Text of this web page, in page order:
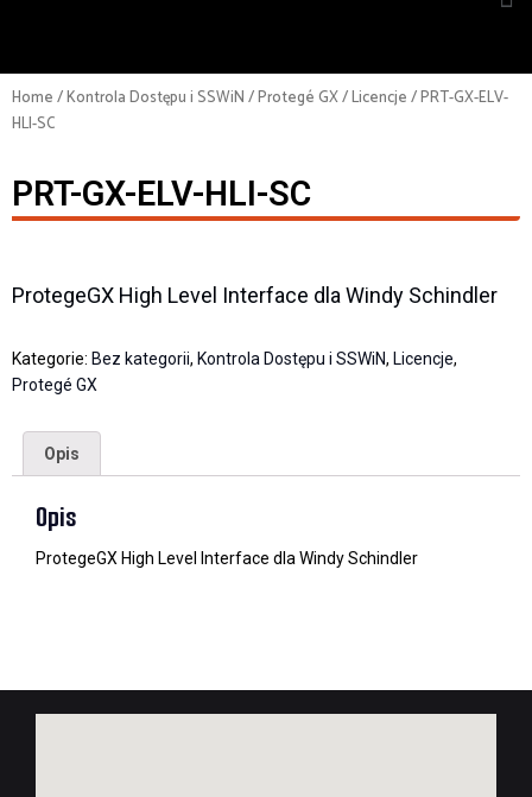
Home/Kontrola Dostępu i SSWiN/Protegé GX/Licencje/ PRT-GX-ELV-
HLI-SC
PRT-GX-ELV-HLI-SC
ProtegeGX High Level Interface dla Windy Schindler
Kategorie: Bez kategorii, Kontrola Dostępu i SSWiN, Licencje,
Protegé GX
Opis
Opis
ProtegeGX High Level Interface dla Windy Schindler